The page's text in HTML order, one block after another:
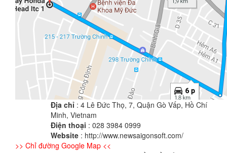
Địa chỉ : 4 Lê Đức Thọ, 7, Quận Gò Vấp, Hồ Chí
Minh, Vietnam
Điện thoại : 028 3984 0999
Website : http://www.newsaigonsoft.com/
>> Chỉ đường Google Map <<